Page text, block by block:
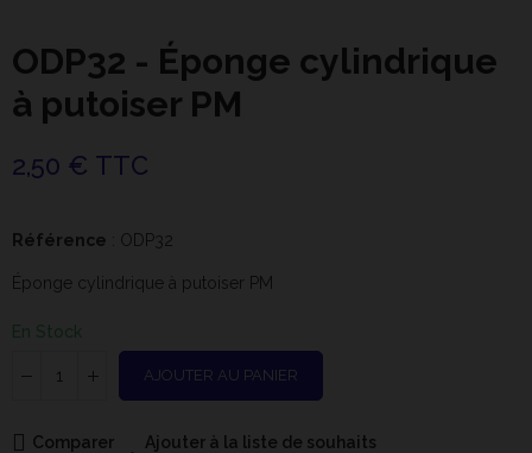
ODP32 - Éponge cylindrique
à putoiser PM
2,50 € TTC
Référence : ODP32
Éponge cylindrique à putoiser PM
En Stock
AJOUTER AU PANIER
Comparer Ajouter à la liste de souhaits